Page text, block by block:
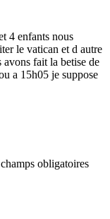
4 enfants nous
le vatican et d autre
fait la betise de
a 15h05 je suppose
obligatoires